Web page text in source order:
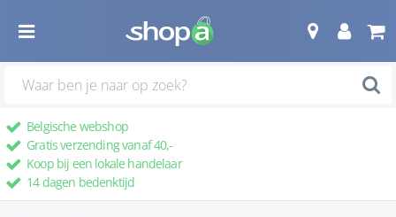
Belgische webshop
Gratis verzending vanaf 40,-
Koop bij een lokale handelaar
14 dagen bedenktijd